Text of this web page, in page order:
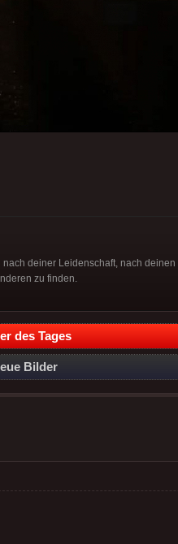
deiner Leidenschaft, nach
zu finden.
des Tages
Bilder